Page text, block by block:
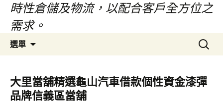
時性倉儲及物流，以配合客戶全方位之
需求。
選單
容
區
搜
尋
鍵
字:
大里當舖精選龜山汽車借款個性資金漆彈
品牌信義區當舖